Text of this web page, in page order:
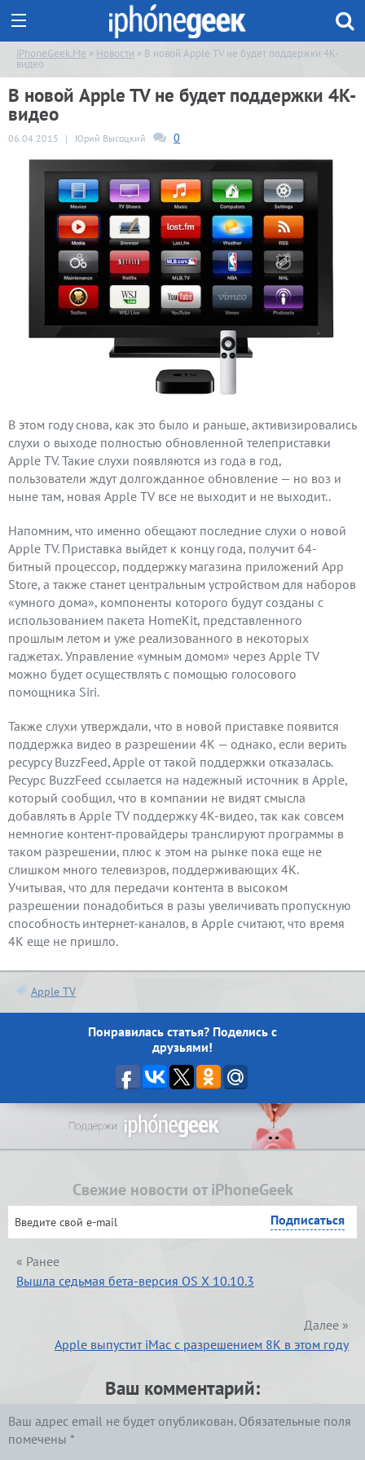
iPhoneGeek.Me » Новости » В новой Apple TV не будет поддержки 4К-
видео
В новой Apple TV не будет поддержки 4К-
видео
06.04.2015 | Юрий Высоцкий 0
В этом году снова, как это было и раньше, активизировались
слухи о выходе полностью обновленной телеприставки
Apple TV. Такие слухи появляются из года в год,
пользователи ждут долгожданное обновление — но воз и
ныне там, новая Apple TV все не выходит и не выходит..
Напомним, что именно обещают последние слухи о новой
Apple TV. Приставка выйдет к концу года, получит 64-
битный процессор, поддержку магазина приложений App
Store, а также станет центральным устройством для наборов
«умного дома», компоненты которого будут созданы с
использованием пакета HomeKit, представленного
прошлым летом и уже реализованного в некоторых
гаджетах. Управление «умным домом» через Apple TV
можно будет осуществлять с помощью голосового
помощника Siri.
Также слухи утверждали, что в новой приставке появится
поддержка видео в разрешении 4К — однако, если верить
ресурсу BuzzFeed, Apple от такой поддержки отказалась.
Ресурс BuzzFeed ссылается на надежный источник в Apple,
который сообщил, что в компании не видят смысла
добавлять в Apple TV поддержку 4К-видео, так как совсем
немногие контент-провайдеры транслируют программы в
таком разрешении, плюс к этом на рынке пока еще не
слишком много телевизров, поддерживающих 4К.
Учитывая, что для передачи контента в высоком
разрешении понадобиться в разы увеличивать пропускную
способность интернет-каналов, в Apple считают, что время
4К еще не пришло.
Apple TV
Понравилась статья? Поделись с
друзьями!
Свежие новости от iPhoneGeek
« Ранее
Вышла седьмая бета-версия OS X 10.10.3
Далее »
Apple выпустит iMac с разрешением 8К в этом году
Ваш комментарий:
Ваш адрес email не будет опубликован. Обязательные поля
помечены *